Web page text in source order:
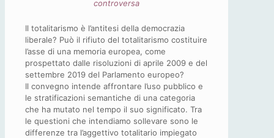
controversa
Il totalitarismo è l’antitesi della democrazia
liberale? Può il rifiuto del totalitarismo costituire
l’asse di una memoria europea, come
prospettato dalle risoluzioni di aprile 2009 e del
settembre 2019 del Parlamento europeo?
Il convegno intende affrontare l’uso pubblico e
le stratificazioni semantiche di una categoria
che ha mutato nel tempo il suo significato. Tra
le questioni che intendiamo sollevare sono le
differenze tra l’aggettivo totalitario impiegato